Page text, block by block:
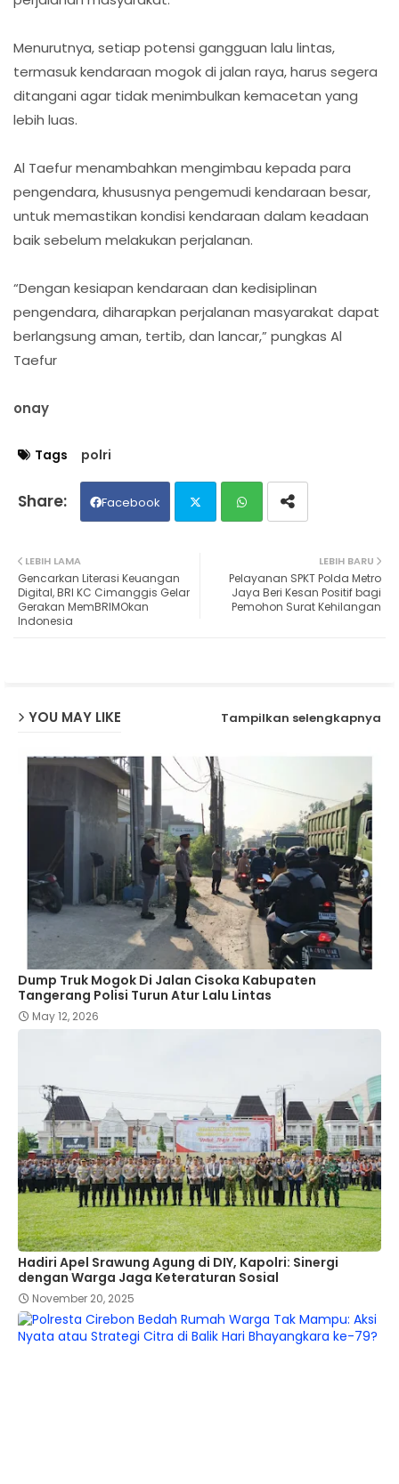
Menurutnya, setiap potensi gangguan lalu lintas,
termasuk kendaraan mogok di jalan raya, harus segera
ditangani agar tidak menimbulkan kemacetan yang
lebih luas.
Al Taefur menambahkan mengimbau kepada para
pengendara, khususnya pengemudi kendaraan besar,
untuk memastikan kondisi kendaraan dalam keadaan
baik sebelum melakukan perjalanan.
“Dengan kesiapan kendaraan dan kedisiplinan
pengendara, diharapkan perjalanan masyarakat dapat
berlangsung aman, tertib, dan lancar,” pungkas Al
Taefur
onay
Tags polri
Facebook
ats
LEBIH BARU
Pelayanan SPKT Polda Metro
Jaya Beri Kesan Positif bagi
Pemohon Surat Kehilangan
LEBIH LAMA
Gencarkan Literasi Keuangan
Digital, BRI KC Cimanggis Gelar
Gerakan MemBRIMOkan
Indonesia
YOU MAY LIKE Tampilkan selengkapnya
Dump Truk Mogok Di Jalan Cisoka Kabupaten
Tangerang Polisi Turun Atur Lalu Lintas
May 12, 2026
Hadiri Apel Srawung Agung di DIY, Kapolri: Sinergi
dengan Warga Jaga Keteraturan Sosial
November 20, 2025